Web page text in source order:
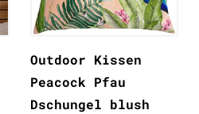
Outdoor Kissen
Peacock Pfau
Dschungel blush